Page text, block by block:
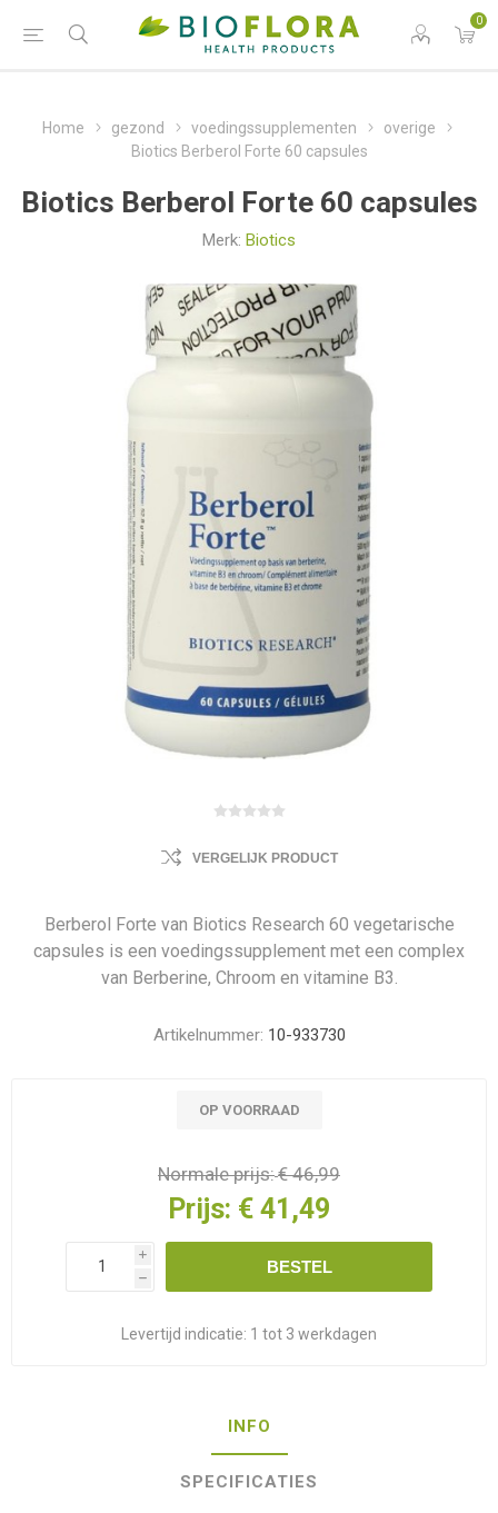
0
Home gezond voedingssupplementen
overige
Biotics Berberol Forte 60 capsules
Biotics Berberol Forte 60 capsules
Merk: Biotics
VERGELIJK PRODUCT
Berberol Forte van Biotics Research 60 vegetarische
capsules is een voedingssupplement met een complex
van Berberine, Chroom en vitamine B3.
Artikelnummer: 10-933730
OP VOORRAAD
Normale prijs:€ 46,99
Prijs: € 41,49
i
h
BESTEL
Levertijd indicatie: 1 tot 3 werkdagen
INFO
SPECIFICATIES